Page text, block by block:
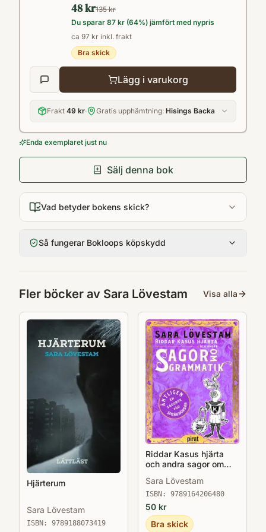
Och pronomen.Sara Lövestam är författare,
radioröst, krönikör och lärare i svenska för
invandrare. Hon skriver romaner både för
barn, unga och vuxna. Och böcker för
språknördar!För att förklara något så att alla
kan förstå, utan förkunskaper, måste man
verkligen veta vad man pratar om. Det ger
en rolig, lättläst bok, som är bildande i
förbifarten. Fokus
48 kr135 kr
Du sparar 87 kr (64%) jämfört med nypris
ca 97 kr inkl. frakt
Bra skick
Lägg i varukorg
Frakt 49 kr· Gratis upphämtning: Hisings Backa
Enda exemplaret just nu
Sälj denna bok
Vad betyder bokens skick?
Så fungerar Bokloops köpskydd
Fler böcker av Sara Lövestam Visa alla
Hjärterum
Sara Lövestam
ISBN: 9789188073419
Riddar Kasus hjärta
och andra sagor om
Sara Lövestam
ISBN: 9789164206480
50 kr
Bra skick